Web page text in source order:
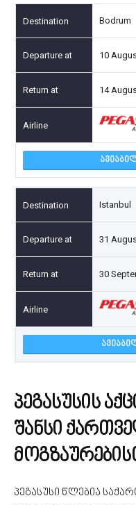
Bodrum
10
14
Istanbul
31
30
პეგასუსის
შანსი
პეგასუსი წლებია